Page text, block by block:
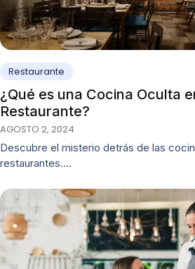
Restaurante
¿Qué es una Cocina Oculta
Restaurante?
AGOSTO 2, 2024
Descubre el misterio detrás de las
restaurantes.…